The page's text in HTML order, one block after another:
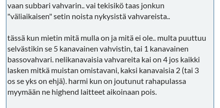
vaan subbari vahvarin.. vai tekisikö taas jonkun
"väliaikaisen" setin noista nykysistä vahvareista..
tässä kun mietin mitä mulla on ja mitä ei ole.. multa puuttuu
selvästikin se 5 kanavainen vahvistin, tai 1 kanavainen
bassovahvari. nelikanavaisia vahvareita kai on 4 jos kaikki
lasken mitkä muistan omistavani, kaksi kanavaisia 2 (tai 3
os se yks on ehjä). harmi kun on joutunut rahapulassa
myymään ne highend laitteet aikoinaan pois.